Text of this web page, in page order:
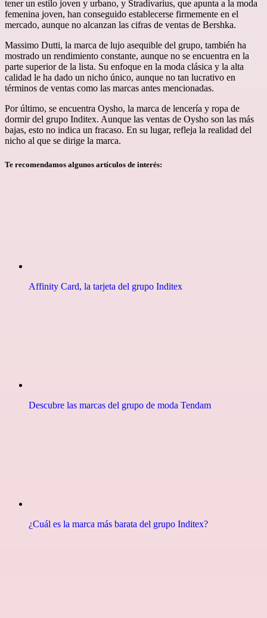
tener un estilo joven y urbano, y Stradivarius, que apunta a la moda
femenina joven, han conseguido establecerse firmemente en el
mercado, aunque no alcanzan las cifras de ventas de Bershka.
Massimo Dutti, la marca de lujo asequible del grupo, también ha
mostrado un rendimiento constante, aunque no se encuentra en la
parte superior de la lista. Su enfoque en la moda clásica y la alta
calidad le ha dado un nicho único, aunque no tan lucrativo en
términos de ventas como las marcas antes mencionadas.
Por último, se encuentra Oysho, la marca de lencería y ropa de
dormir del grupo Inditex. Aunque las ventas de Oysho son las más
bajas, esto no indica un fracaso. En su lugar, refleja la realidad del
nicho al que se dirige la marca.
Te recomendamos algunos artículos de interés:
Affinity Card, la tarjeta del grupo Inditex
Descubre las marcas del grupo de moda Tendam
¿Cuál es la marca más barata del grupo Inditex?